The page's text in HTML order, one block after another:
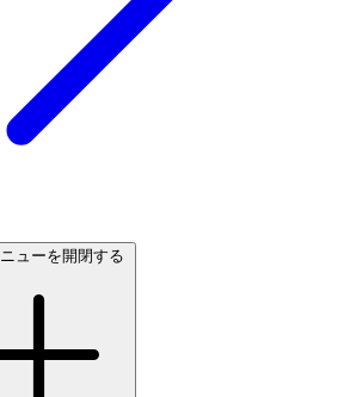
ューを開閉する